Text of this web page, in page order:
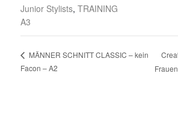
Junior Stylists,TRAINING
A3
MÄNNER SCHNITT CLASSIC – kein
Facon – A2
Frauen